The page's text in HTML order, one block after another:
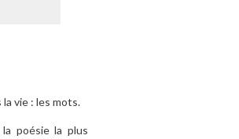
vie : les mots.
poésie la plus